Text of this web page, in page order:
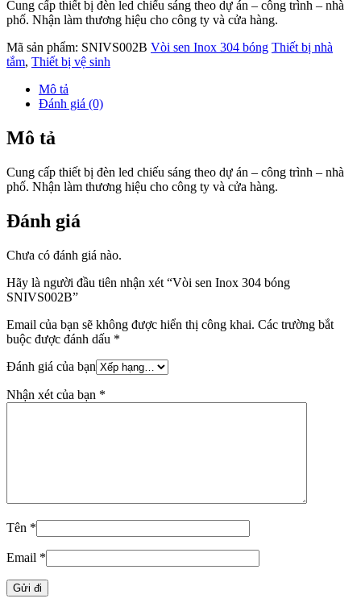
Cung cấp thiết bị đèn led chiếu sáng theo dự án – công trình – nhà
phố. Nhận làm thương hiệu cho công ty và cửa hàng.
Mã sản phẩm: SNIVS002B Vòi sen Inox 304 bóng Thiết bị nhà
tắm, Thiết bị vệ sinh
Mô tả
Đánh giá (0)
Mô tả
Cung cấp thiết bị đèn led chiếu sáng theo dự án – công trình – nhà
phố. Nhận làm thương hiệu cho công ty và cửa hàng.
Đánh giá
Chưa có đánh giá nào.
Hãy là người đầu tiên nhận xét “Vòi sen Inox 304 bóng
SNIVS002B”
Email của bạn sẽ không được hiển thị công khai. Các trường bắt
buộc được đánh dấu *
Đánh giá của bạn
Nhận xét của bạn *
Tên *
Email *